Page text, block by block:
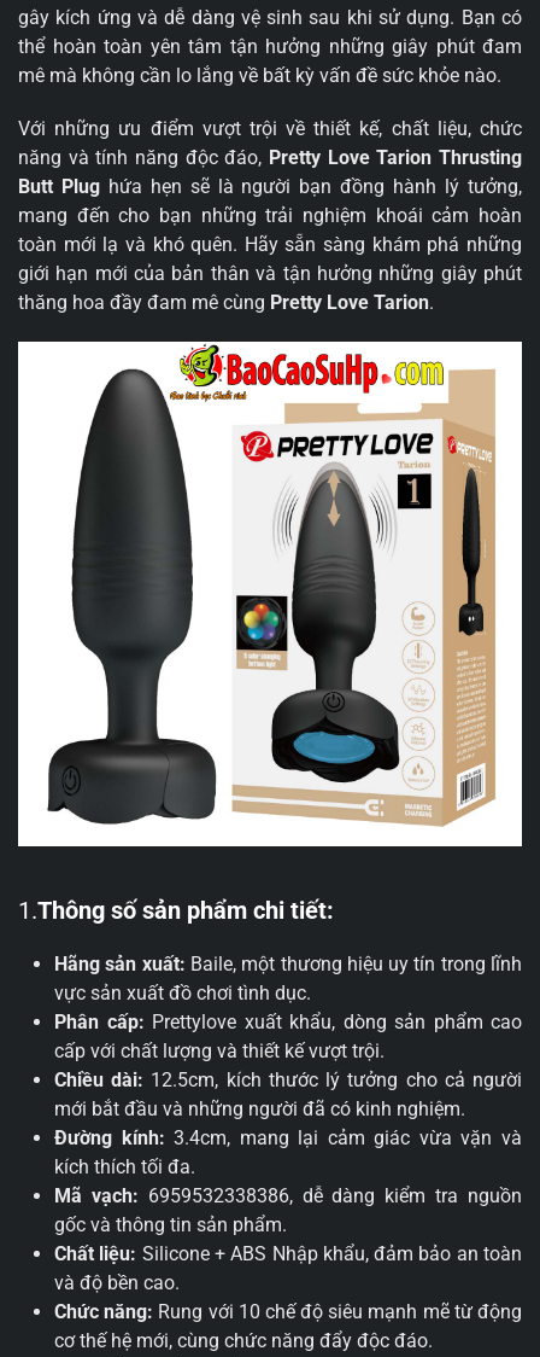
gây kích ứng và dễ dàng vệ sinh sau khi sử dụng. Bạn có
thể hoàn toàn yên tâm tận hưởng những giây phút đam
mê mà không cần lo lắng về bất kỳ vấn đề sức khỏe nào.
Với những ưu điểm vượt trội về thiết kế, chất liệu, chức
năng và tính năng độc đáo, Pretty Love Tarion Thrusting
Butt Plughứa hẹn sẽ là người bạn đồng hành lý tưởng,
mang đến cho bạn những trải nghiệm khoái cảm hoàn
toàn mới lạ và khó quên. Hãy sẵn sàng khám phá những
giới hạn mới của bản thân và tận hưởng những giây phút
thăng hoa đầy đam mê cùng Pretty Love Tarion.
1.Thông số sản phẩm chi tiết:
Hãng sản xuất: Baile, một thương hiệu uy tín trong lĩnh
vực sản xuất đồ chơi tình dục.
Phân cấp: Prettylove xuất khẩu, dòng sản phẩm cao
cấp với chất lượng và thiết kế vượt trội.
Chiều dài: 12.5cm, kích thước lý tưởng cho cả người
mới bắt đầu và những người đã có kinh nghiệm.
Đường kính: 3.4cm, mang lại cảm giác vừa vặn và
kích thích tối đa.
Mã vạch: 6959532338386, dễ dàng kiểm tra nguồn
gốc và thông tin sản phẩm.
Chất liệu: Silicone + ABS Nhập khẩu, đảm bảo an toàn
và độ bền cao.
Chức năng: Rung với 10 chế độ siêu mạnh mẽ từ động
cơ thế hệ mới, cùng chức năng đẩy độc đáo.